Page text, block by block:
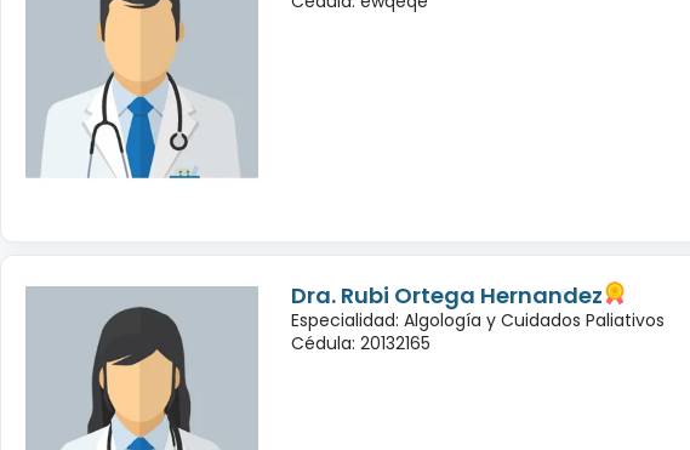
Dra. Rubi Ortega Hernandez
Especialidad: Algología y Cuidados Paliativos
Cédula: 20132165